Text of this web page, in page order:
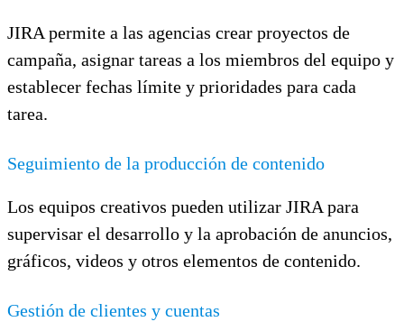
JIRA permite a las agencias crear proyectos de
campaña, asignar tareas a los miembros del equipo y
establecer fechas límite y prioridades para cada
tarea.
Seguimiento de la producción de contenido
Los equipos creativos pueden utilizar JIRA para
supervisar el desarrollo y la aprobación de anuncios,
gráficos, videos y otros elementos de contenido.
Gestión de clientes y cuentas